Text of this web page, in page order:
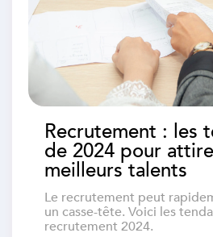
Recrutement : les
de 2024 pour
meilleurs talents
Le recrutement peut
un casse-tête. Voici les
recrutement 2024.